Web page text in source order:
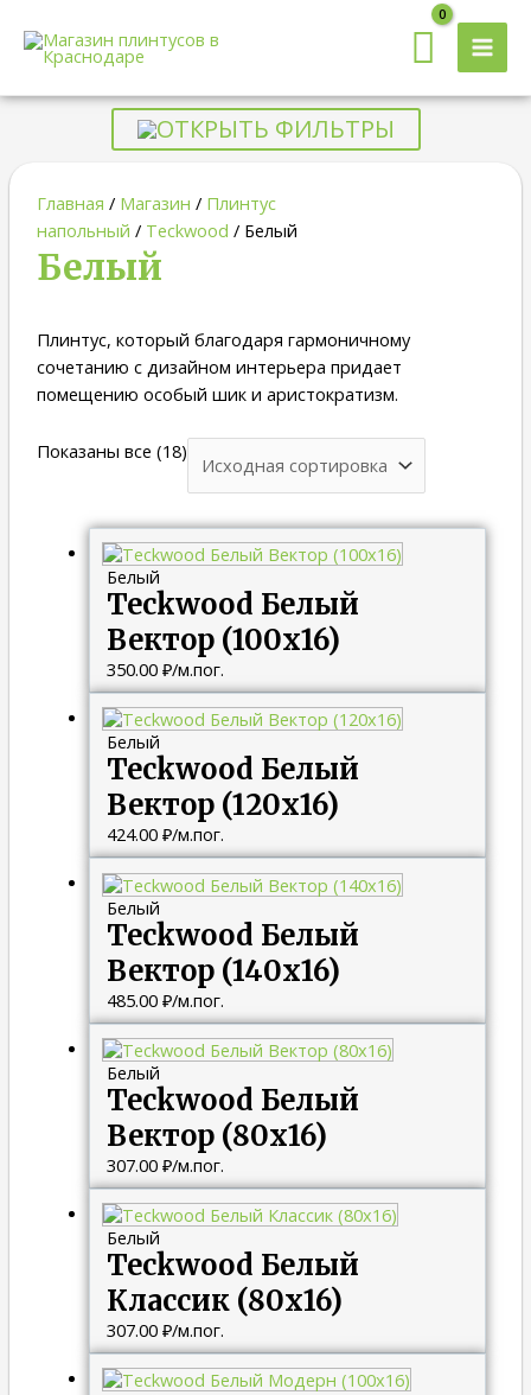
Главная / Магазин / Плинтус
напольный / Teckwood / Белый
Белый
Плинтус, который благодаря гармоничному
сочетанию с дизайном интерьера придает
помещению особый шик и аристократизм.
Показаны все (18)
Белый
Teckwood Белый
Вектор (100х16)
350.00 ₽/м.пог.
Белый
Teckwood Белый
Вектор (120х16)
424.00 ₽/м.пог.
Белый
Teckwood Белый
Вектор (140х16)
485.00 ₽/м.пог.
Белый
Teckwood Белый
Вектор (80х16)
307.00 ₽/м.пог.
Белый
Teckwood Белый
Классик (80х16)
307.00 ₽/м.пог.
ОТКРЫТЬ ФИЛЬТРЫ